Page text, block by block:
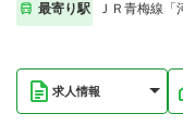
最寄り駅 ＪＲ青梅線
求人情報